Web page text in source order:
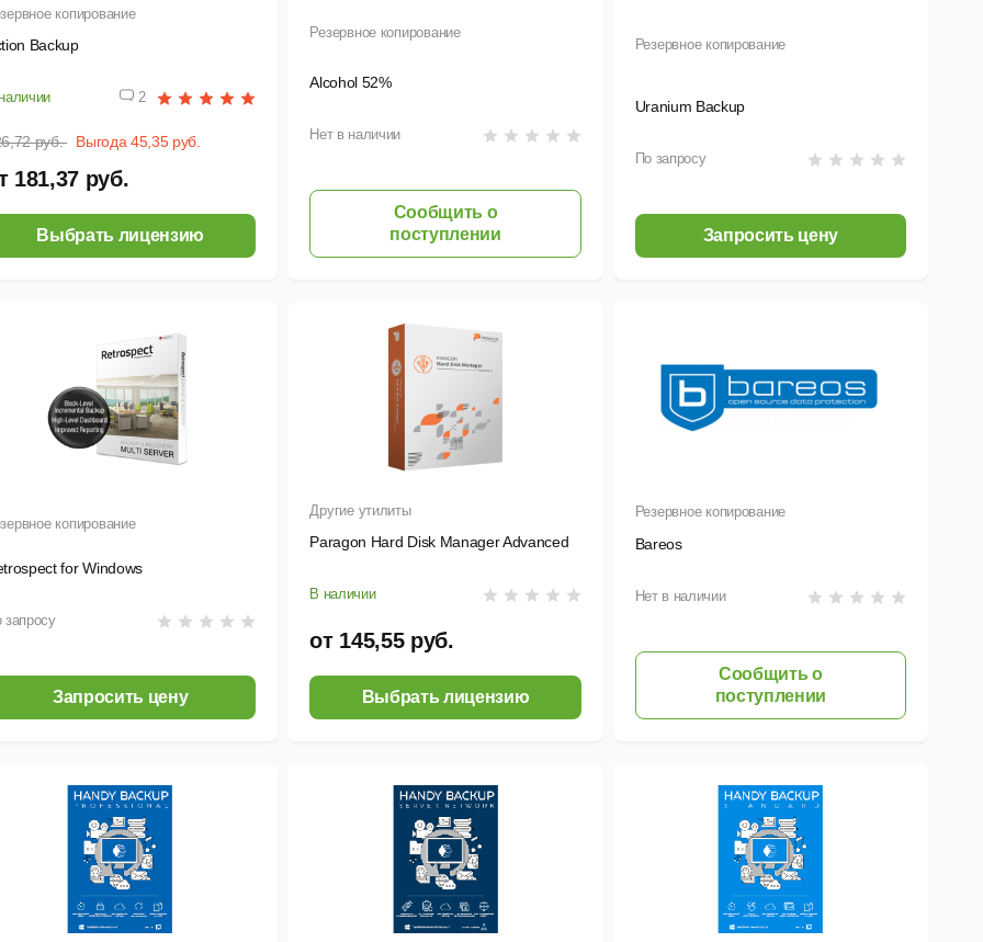
копирование
Backup
2
руб. Выгода 45,35 руб.
181,37 руб.
Выбрать лицензию
Резервное копирование
Alcohol 52%
Нет в наличии
Сообщить о
поступлении
Резервное копирование
Uranium Backup
По запросу
Запросить цену
копирование
for Windows
запросу
Запросить цену
Другие утилиты
Paragon Hard Disk Manager Advanced
В наличии
от 145,55 руб.
Выбрать лицензию
Резервное копирование
Bareos
Нет в наличии
Сообщить о
поступлении